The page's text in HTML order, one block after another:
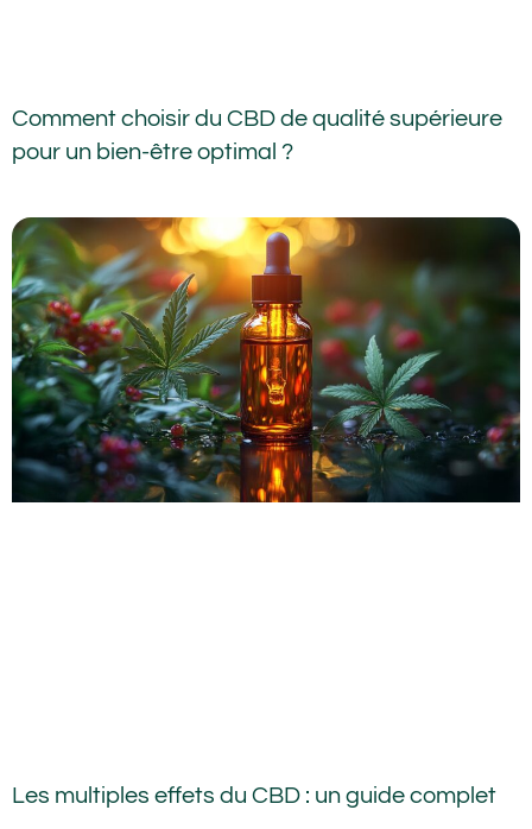
Comment choisir du CBD de qualité supérieure
pour un bien-être optimal ?
Les multiples effets du CBD : un guide complet